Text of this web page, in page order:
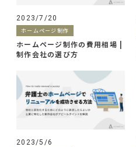
2023/7/20
ホームページ制作
ホームページ制作の費用相場 |
制作会社の選び方
2023/5/6